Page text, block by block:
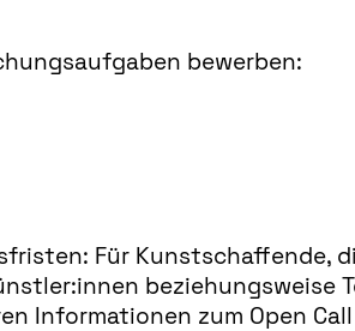
bewerben:
Für Kunstschaffende,
Informationen zum Open